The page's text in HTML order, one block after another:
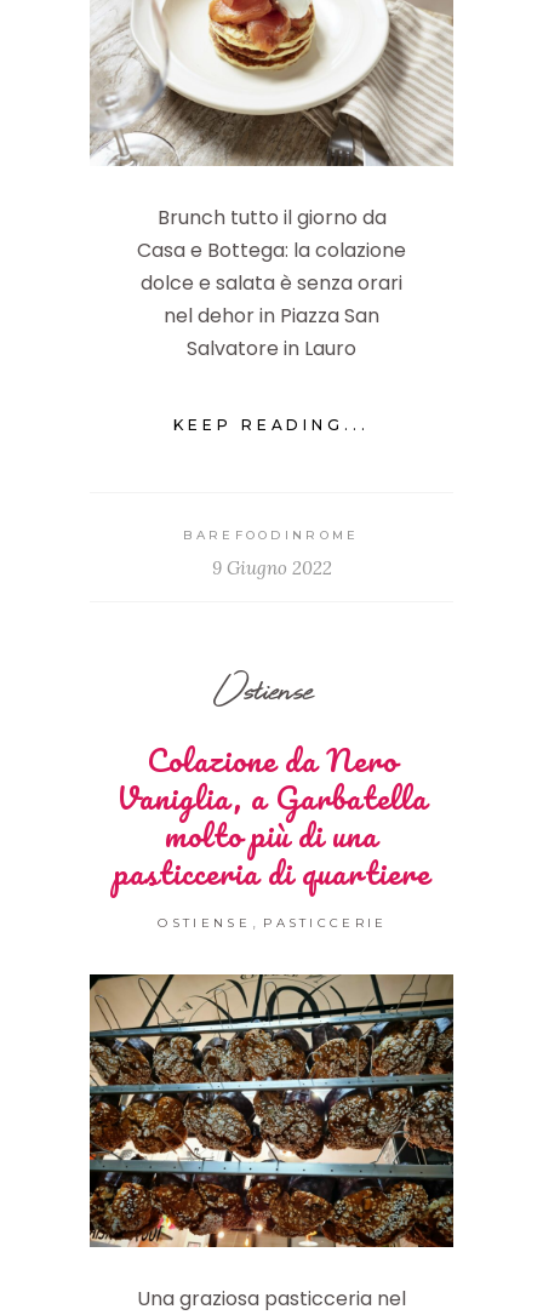
Brunch tutto il giorno da
Casa e Bottega: la colazione
dolce e salata è senza orari
nel dehor in Piazza San
Salvatore in Lauro
KEEP READING...
BAREFOODINROME
9 Giugno 2022
Ostiense
Colazione da Nero
Vaniglia, a Garbatella
molto più di una
pasticceria di quartiere
OSTIENSE , PASTICCERIE
Una graziosa pasticceria nel